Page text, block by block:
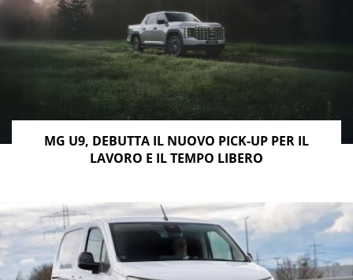
MG U9, DEBUTTA IL NUOVO PICK-UP PER IL
LAVORO E IL TEMPO LIBERO